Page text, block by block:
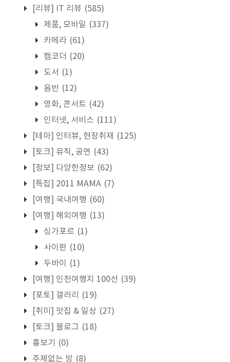
[리뷰] IT 리뷰 (585)
제품, 모바일 (337)
카메라 (61)
캠코더 (20)
도서 (1)
음반 (12)
영화, 콘서트 (42)
인터넷, 서비스 (111)
[테마] 인터뷰, 현장취재 (125)
[토크] 뮤직, 공연 (43)
[정보] 다양한정보 (62)
[특집] 2011 MAMA (7)
[여행] 국내여행 (60)
[여행] 해외여행 (13)
싱가포르 (1)
사이판 (10)
두바이
(1)
[여행] 인천여행지 100선 (39)
[포토] 갤러리
(19)
[취미] 맛집 & 일상 (27)
[토크] 블로그 (18)
흉보기
(0)
주제없는 방 (8)